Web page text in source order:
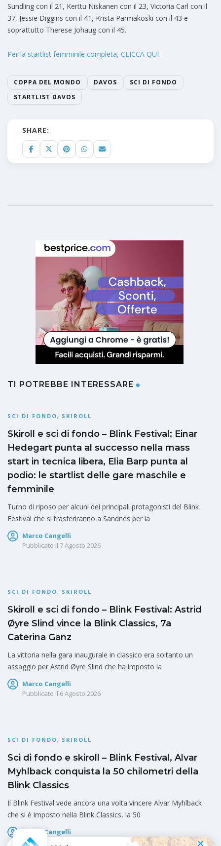
Sundling con il 21, Kerttu Niskanen con il 23, Victoria Carl con il
37, Jessie Diggins con il 41, Krista Parmakoski con il 43 e
soprattutto Therese Johaug con il 45.
Per la startlist femminile completa, CLICCA QUI
COPPA DEL MONDO DAVOS
SCI DI FONDO
STARTLIST DAVOS
SHARE:
TI POTREBBE INTERESSARE
SCI DI FONDO, SKIROLL
Skiroll e sci di fondo – Blink Festival: Einar
Hedegart punta al successo nella mass
start in tecnica libera, Elia Barp punta al
podio: le startlist delle gare maschile e
femminile
Turno di riposo per alcuni dei principali protagonisti del Blink
Festival che si trasferiranno a Sandnes per la
Marco Cangelli
Pubblicato il 7 Agosto 2026
SCI DI FONDO, SKIROLL
Skiroll e sci di fondo – Blink Festival: Astrid
Øyre Slind vince la Blink Classics, 7a
Caterina Ganz
La vittoria nella gara inaugurale in classico era soltanto un
assaggio per Astrid Øyre Slind che ha imposto la
Marco Cangelli
Pubblicato il 6 Agosto 2026
SCI DI FONDO, SKIROLL
Sci di fondo e skiroll – Blink Festival, Alvar
Myhlback conquista la 50 chilometri della
Blink Classics
Il Blink Festival vede ancora una volta vincere Alvar Myhlback
che si è imposto nella Blink Classics, la 50
Marco Cangelli
Pubblicato il